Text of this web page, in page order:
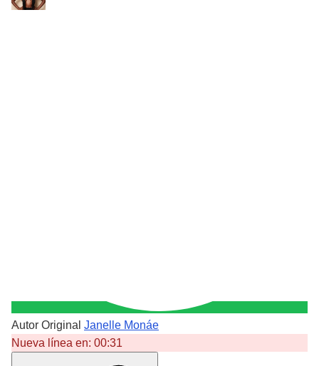
Autor Original Janelle Monáe
Nueva línea en: 00:31